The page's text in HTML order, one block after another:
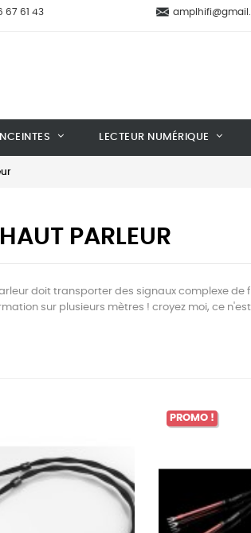
67 61 43
LECTEUR NUMÉRIQUE
PARLEUR
doit transporter des signaux complexe de
sur plusieurs mètres ! croyez moi, ce
PROMO !